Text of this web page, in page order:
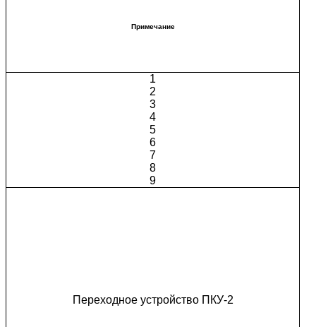
Примечание
1
2
3
4
5
6
7
8
9
Переходное устройство ПКУ-2